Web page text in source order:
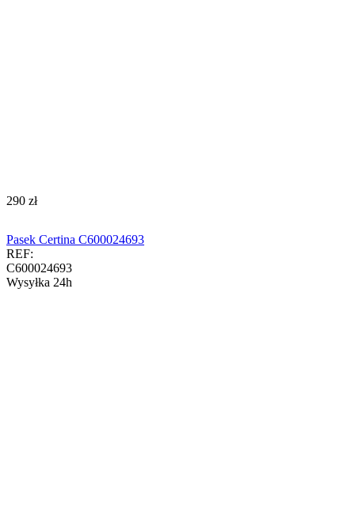
‍290‍ zł
Pasek Certina C600024693
REF:
C600024693
Wysyłka 24h